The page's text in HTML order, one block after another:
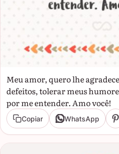
Meu amor, quero lhe
defeitos, tolerar meus
por me entender. Amo você!
Copiar WhatsApp